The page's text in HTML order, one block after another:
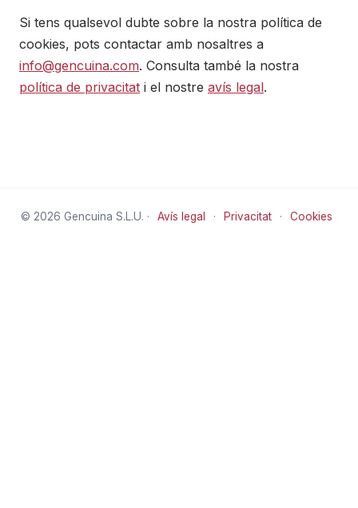
Si tens qualsevol dubte sobre la nostra política de
cookies, pots contactar amb nosaltres a
info@gencuina.com. Consulta també la nostra
política de privacitat i el nostre avís legal.
© 2026 Gencuina S.L.U. · Avís legal · Privacitat · Cookies